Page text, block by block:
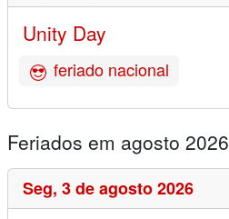
Unity Day
feriado nacional
Feriados em agosto 2026
Seg, 3 de agosto 2026